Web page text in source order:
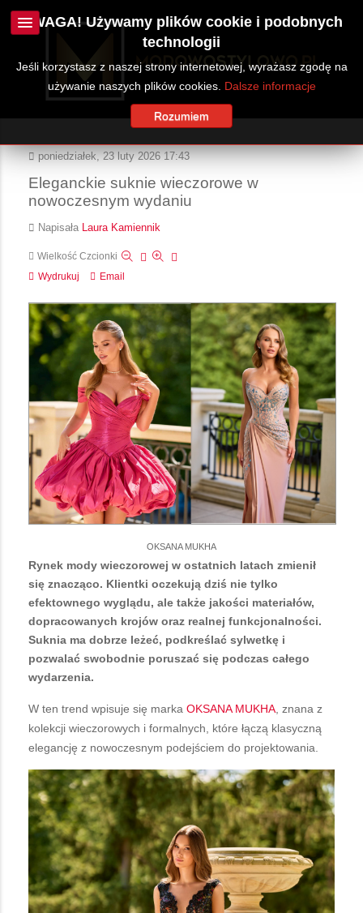
poniedziałek, 23 luty 2026 17:43
Eleganckie suknie wieczorowe w
nowoczesnym wydaniu
Napisała Laura Kamiennik
Wielkość Czcionki
Wydrukuj
Email
OKSANA MUKHA
Rynek mody wieczorowej w ostatnich latach zmienił
się znacząco. Klientki oczekują dziś nie tylko
efektownego wyglądu, ale także jakości materiałów,
dopracowanych krojów oraz realnej funkcjonalności.
Suknia ma dobrze leżeć, podkreślać sylwetkę i
pozwalać swobodnie poruszać się podczas całego
wydarzenia.
W ten trend wpisuje się marka OKSANA MUKHA , znana z
kolekcji wieczorowych i formalnych, które łączą klasyczną
elegancję z nowoczesnym podejściem do projektowania.
UWAGA! Używamy plików cookie i podobnych
technologii
Jeśli korzystasz z naszej strony internetowej, wyrażasz zgodę na
używanie naszych plików cookies. Dalsze informacje
Rozumiem